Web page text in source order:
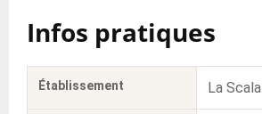
Infos pratiques
Établissement La Scala